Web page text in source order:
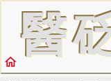
醫
home